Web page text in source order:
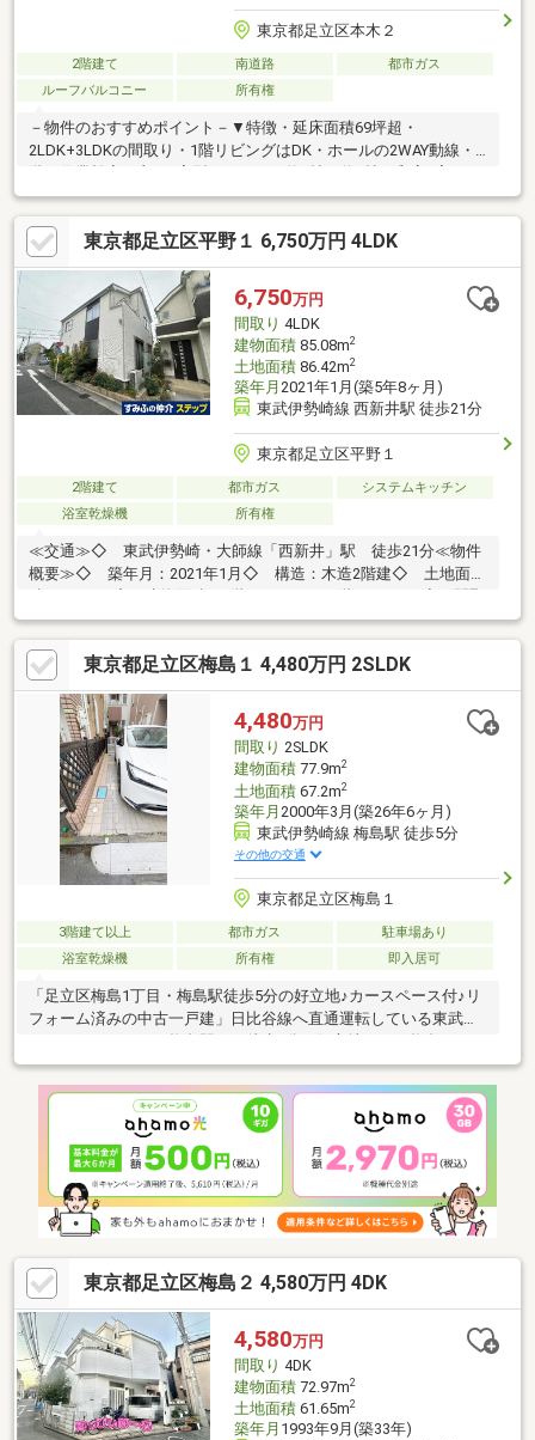
東京都足立区本木２
2階建て 南道路
都市ガス
ルーフバルコニー
所有権
－物件のおすすめポイント－▼特徴・延床面積69坪超・
2LDK+3LDKの間取り・1階リビングはDK・ホールの2WAY動線・2
続き間としても利用可能・和室約8帖には掘ごたつを設置・1階収
納室の他、室内随所に収納スペースを確保・洋室2室・廊下に面す
る南向きルーフバルコニー・各階にトイレ有▼周辺環境・まいば
すけっと足立本木店 徒歩4分(約320m)・足立区立本木東公園 徒歩
4分(約310m)■ ご希望の住まい探しをお手伝いします
━━━━━・・・物件の詳細・ご相談はお気軽にお問い合わせく
ださい。
東京都足立区平野１ 6,750万円 4LDK
6,750万円
間取り 4LDK
建物面積85.08m2
土地面積86.42m2
築年月 2021年1月(築5年8ヶ月)
東武伊勢崎線 西新井駅 徒歩21分
東京都足立区平野１
2階建て 都市ガス
システムキッチン
浴室乾燥機
所有権
≪交通≫◇ 東武伊勢崎・大師線「西新井」駅 徒歩21分≪物件
概要≫◇ 築年月：2021年1月◇ 構造：木造2階建◇ 土地面
り：4LDK ◇ 駐車スペースあり（車種による）
東京都足立区梅島１ 4,480万円 2SLDK
4,480万円
間取り 2SLDK
建物面積77.9m2
土地面積67.2m2
築年月 2000年3月(築26年6ヶ月)
東武伊勢崎線 梅島駅 徒歩5分
その他の交通
東京都足立区梅島１
3階建て以上 都市ガス
駐車場あり
浴室乾燥機
所有権 即入居可
「足立区梅島1丁目・梅島駅徒歩5分の好立地♪カースペース付♪リ
フォーム済みの中古一戸建」日比谷線へ直通運転している東武ス
の中古一戸建です。室内はリフォーム済み、カースペース付で
月々のお支払いは約11.3万円、管理費や修繕積立金、月極駐車場
賃料等を含めたトータルのお支払い額と比べると中古マンション
を検討中の方にもおすすめです。いつでもご覧頂けますのでメー
ル、お電話、見学予約からお気軽にお問合せ下さい。
東京都足立区梅島２ 4,580万円 4DK
4,580万円
間取り 4DK
建物面積72.97m2
土地面積61.65m2
築年月 1993年9月(築33年)